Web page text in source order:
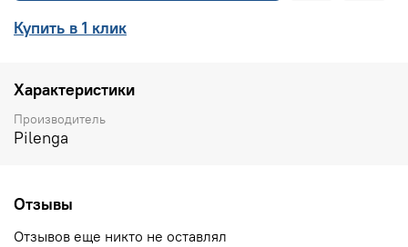
Купить в 1 клик
Характеристики
Производитель
Pilenga
Отзывы
Отзывов еще никто не оставлял